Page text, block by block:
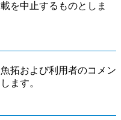
を中止するものとしま
拓および利用者のコメン
ます。